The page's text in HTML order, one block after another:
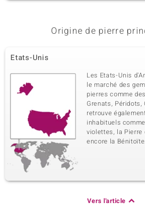
Origine de pierre
Etats-Unis
Les Etats-Unis
le marché des
pierres comme
Grenats, Péridots,
retrouve
inhabituels
violettes, la Pierre
encore la Bénitoïte.
Vers l'article